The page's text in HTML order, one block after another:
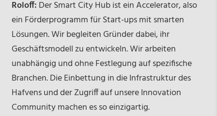
Roloff: Der Smart City Hub ist ein Accelerator, also
ein Förderprogramm für Start-ups mit smarten
Lösungen. Wir begleiten Gründer dabei, ihr
Geschäftsmodell zu entwickeln. Wir arbeiten
unabhängig und ohne Festlegung auf spezifische
Branchen. Die Einbettung in die Infrastruktur des
Hafvens und der Zugriff auf unsere Innovation
Community machen es so einzigartig.